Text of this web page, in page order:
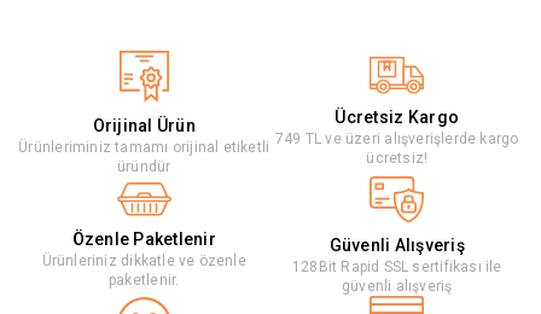
Orijinal Ürün
Ürünleriminiz tamamı orijinal etiketli
üründür
Ücretsiz Kargo
749 TL ve üzeri alışverişlerde kargo
ücretsiz!
Özenle Paketlenir
Ürünleriniz dikkatle ve özenle
paketlenir.
Güvenli Alışveriş
128Bit Rapid SSL sertifikası ile
güvenli alışveriş